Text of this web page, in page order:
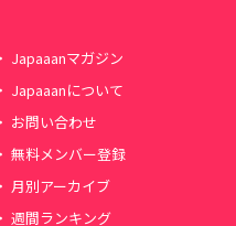
Japaaanマガジン
Japaaanについて
お問い合わせ
無料メンバー登録
月別アーカイブ
週間ランキング